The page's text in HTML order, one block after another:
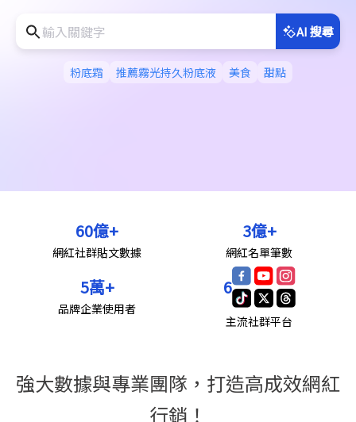
AI 搜尋
粉底霜 推薦霧光持久粉底液 美食 甜點
網紅社群貼文數據
60億+
網紅名單筆數
3億+
品牌企業使用者
5萬+
主流社群平台
6
強大數據與專業團隊，打造高成效網紅
行銷！